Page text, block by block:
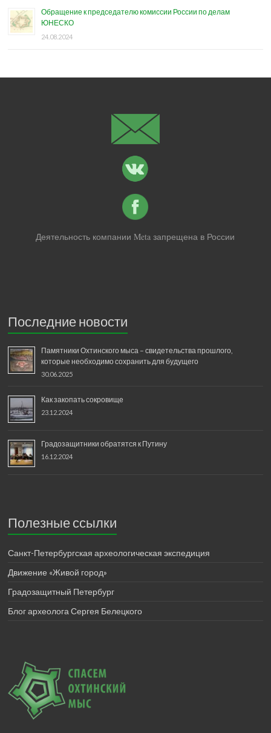
Обращение к председателю комиссии России по делам
ЮНЕСКО
24.08.2024
Деятельность компании Meta запрещена в России
Последние новости
Памятники Охтинского мыса – свидетельства прошлого,
которые необходимо сохранить для будущего
30.06.2025
Как закопать сокровище
23.12.2024
Градозащитники обратятся к Путину
16.12.2024
Полезные ссылки
Санкт-Петербургская археологическая экспедиция
Движение «Живой город»
Градозащитный Петербург
Блог археолога Сергея Белецкого